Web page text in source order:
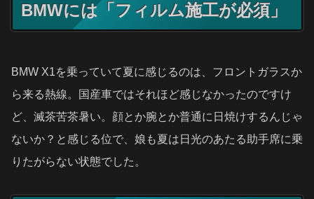
BMWには「フィルム施工が必須」
BMW X1を乗っていて夏に感じるのは、フロントガラスか
ら来る熱線。国産車ではそれほど感じなかったのですけ
ど、滅茶苦茶暑い。顔とか腕とか普通に日焼けするんじゃ
ないか？と感じる位で、娘も夏は日光のあたる助手席に乗
りたがらない状態でした。